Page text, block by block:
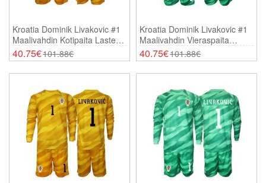
Kroatia Dominik Livakovic #1
Maalivahdin Kotipaita Lasten
MM-Kisat 2026 Lyhythihainen
(+ Shortsit)
40.75€101.88€
Kroatia Dominik Livakovic #1
Maalivahdin Vieraspaita
Lasten MM-Kisat 2026
Lyhythihainen (+ Shortsit)
40.75€101.88€